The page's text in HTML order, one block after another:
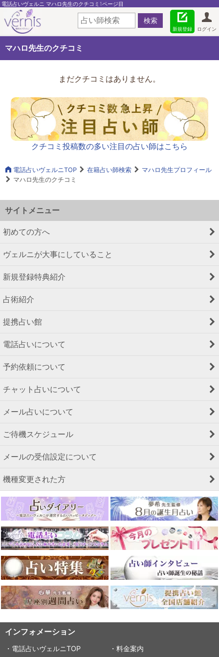
電話占いヴェルニ マハロ先生のクチコミ1ページ目
ログイン
新規登録
マハロ先生のクチコミ
まだクチコミはありません。
クチコミ投稿数の多い注目の占い師はこちら
電話占いヴェルニTOP 在籍占い師検索
マハロ先生プロフィール
マハロ先生のクチコミ
サイトメニュー
初めての方へ
ヴェルニが大事にしていること
新規登録特典紹介
占術紹介
提携占い館
電話占いについて
予約依頼について
チャット占いについて
メール占いについて
ご待機スケジュール
メールの受信設定について
機種変更された方
インフォメーション
・電話占いヴェルニTOP ・料金案内